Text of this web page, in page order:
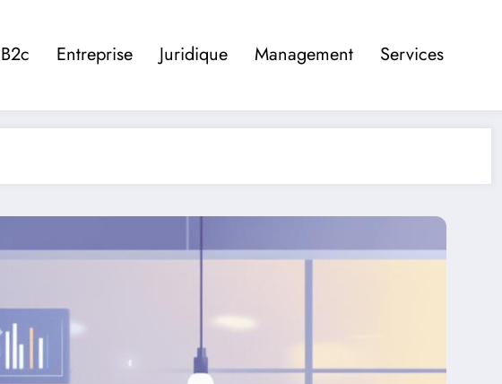
B2c Entreprise Juridique Management Services